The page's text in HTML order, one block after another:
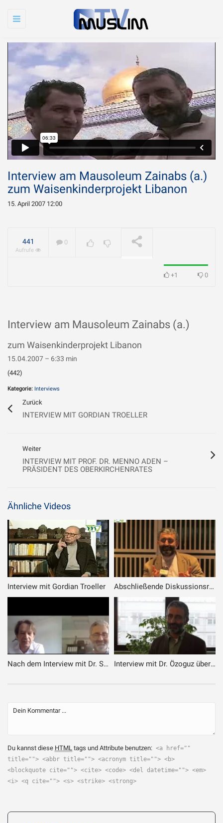
Toggle
Interview am Mausoleum Zainabs (a.)
zum Waisenkinderprojekt Libanon
15. April 2007 12:00
441
Aufrufe
0
+1 0
Interview am Mausoleum Zainabs (a.)
zum Waisenkinderprojekt Libanon
15.04.2007 – 6:33 min
(442)
Kategorie: Interviews
Zurück
INTERVIEW MIT GORDIAN TROELLER
Weiter
INTERVIEW MIT PROF. DR. MENNO ADEN –
PRÄSIDENT DES OBERKIRCHENRATES
Ähnliche Videos
Interview mit Gordian Troeller Abschließende Diskussionsrunde und Interviews in der Veranstaltung „Warum hat Gott uns erschaffen“
Nach dem Interview mit Dr. Schiffmann Interview mit Dr. Özoguz über sein Buch „Liebesverschmelzung“
Du kannst diese HTML tags und Attribute benutzen: <a href=""
title=""> <abbr title=""> <acronym title=""> <b>
<blockquote cite=""> <cite> <code> <del datetime=""> <em>
<i> <q cite=""> <s> <strike> <strong>